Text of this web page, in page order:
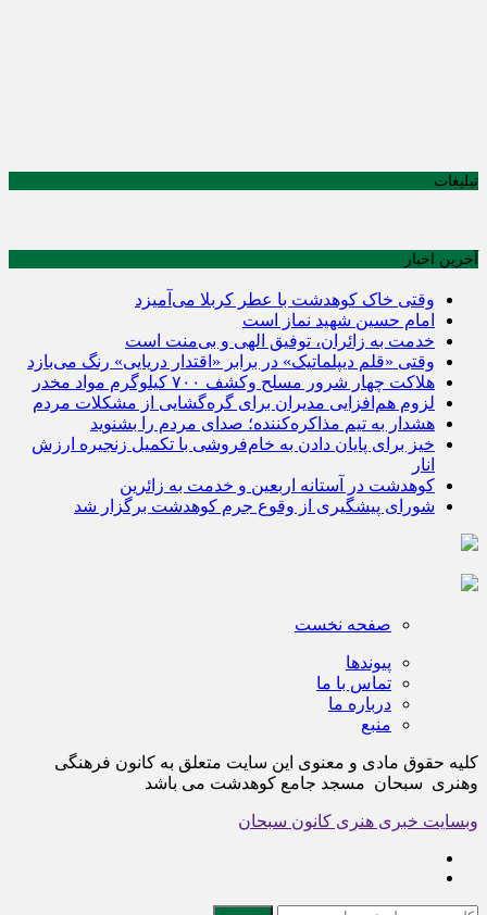
تبلیغات
آخرین اخبار
وقتی خاک کوهدشت با عطر کربلا می‌آمیزد
امام حسین شهید نماز است
خدمت به زائران، توفیق الهی و بی‌منت است
وقتی «قلم دیپلماتیک» در برابر «اقتدار دریایی» رنگ می‌بازد
هلاکت چهار شرور مسلح وکشف ۷۰۰ کیلوگرم مواد مخدر
لزوم هم‌افزایی مدیران برای گره‌گشایی از مشکلات مردم
هشدار به تیم مذاکره‌کننده؛ صدای مردم را بشنوید
خیز برای پایان دادن به خام‌فروشی با تکمیل زنجیره ارزش
انار
کوهدشت در آستانه اربعین و خدمت‌ به زائرین
شورای پیشگیری از وقوع جرم کوهدشت برگزار شد
صفحه نخست
پیوندها
تماس با ما
درباره ما
منبع
کلیه حقوق مادی و معنوی این سایت متعلق به کانون فرهنگی
وهنری سبحان مسجد جامع کوهدشت می باشد
وبسایت خبری هنری کانون سبحان